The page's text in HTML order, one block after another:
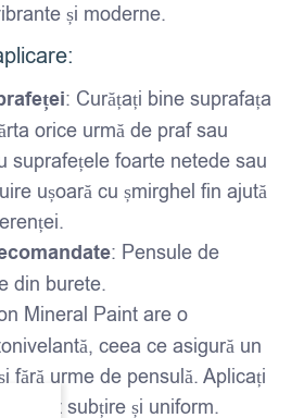
și moderne.
: Curățați bine suprafața
orice urmă de praf sau
suprafețele foarte netede sau
ușoară cu șmirghel fin ajută
: Pensule de
din burete.
Mineral Paint are o
ceea ce asigură un
fără urme de pensulă. Aplicați
strat subțire și uniform.